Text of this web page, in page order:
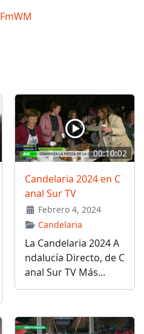
00:10:02
Candelaria 2024 en C
anal Sur TV
Febrero 4, 2024
Candelaria
La Candelaria 2024 A
ndalucía Directo, de C
anal Sur TV Más...